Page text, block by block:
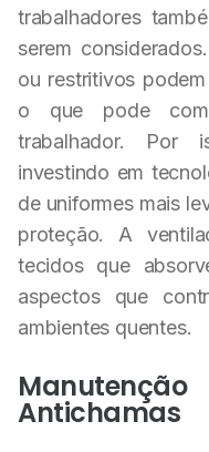
trabalhadores
serem
ou restritivos
o que pode
trabalhador. Por
investindo em
de uniformes mais
proteção. A
tecidos que
aspectos que
ambientes quentes.
Antichamas